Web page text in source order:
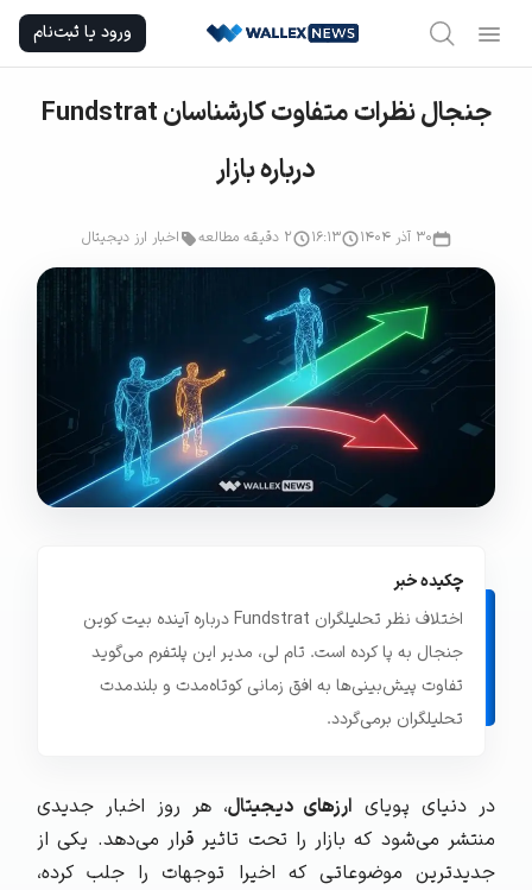
content
ورود یا ثبت‌نام
جنجال نظرات متفاوت کارشناسان Fundstrat
درباره بازار
۳۰ آذر ۱۴۰۴ ۱۶:۱۳ 2 دقیقه مطالعه اخبار ارز دیجیتال
چکیده خبر
اختلاف نظر تحلیلگران Fundstrat درباره آینده بیت کوین
جنجال به پا کرده است. تام لی، مدیر این پلتفرم می‌گوید
تفاوت پیش‌بینی‌ها به افق زمانی کوتاه‌مدت و بلندمدت
تحلیلگران برمی‌گردد.
در دنیای پویای ارزهای دیجیتال، هر روز اخبار جدیدی
منتشر می‌شود که بازار را تحت تاثیر قرار می‌دهد. یکی از
جدیدترین موضوعاتی که اخیرا توجهات را جلب کرده،